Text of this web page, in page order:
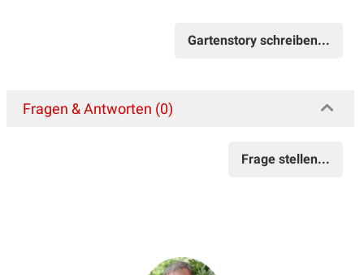
Gartenstory schreiben...
Fragen & Antworten (0)
Frage stellen...